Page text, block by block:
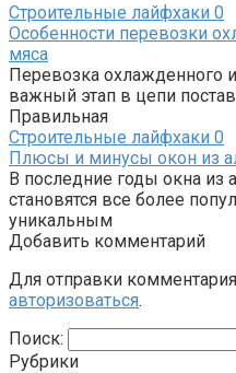
Строительные лайфхаки 0
Особенности перевозки
мяса
Перевозка охлажденного
важный этап в цепи
Правильная
Строительные лайфхаки 0
Плюсы и минусы окон из
В последние годы окна
становятся все более
уникальным
Добавить комментарий
Для отправки
авторизоваться.
Поиск:
Рубрики